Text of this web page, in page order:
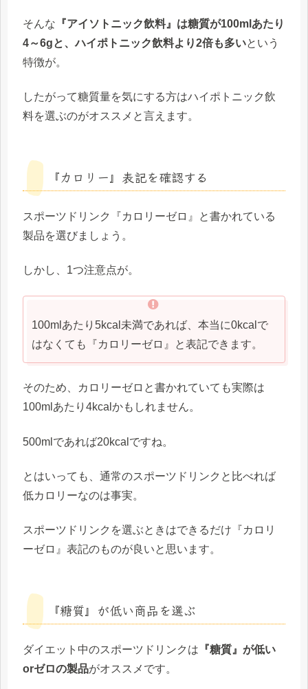
そんな 『アイソトニック飲料』は糖質が100mlあたり
4～6gと、ハイポトニック飲料より2倍も多いという
特徴が。
したがって糖質量を気にする方はハイポトニック飲
料を選ぶのがオススメと言えます。
『カロリー』表記を確認する
スポーツドリンク『カロリーゼロ』と書かれている
製品を選びましょう。
しかし、1つ注意点が。
100mlあたり5kcal未満であれば、本当に0kcalで
はなくても『カロリーゼロ』と表記できます。
そのため、カロリーゼロと書かれていても実際は
100mlあたり4kcalかもしれません。
500mlであれば20kcalですね。
とはいっても、通常のスポーツドリンクと比べれば
低カロリーなのは事実。
スポーツドリンクを選ぶときはできるだけ『カロリ
ーゼロ』表記のものが良いと思います。
『糖質』が低い商品を選ぶ
ダイエット中のスポーツドリンクは 『糖質』が低い
orゼロの製品がオススメです。